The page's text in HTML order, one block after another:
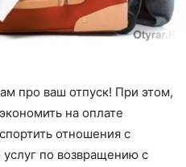
про ваш отпуск! При этом,
на оплате
отношения с
по возвращению с